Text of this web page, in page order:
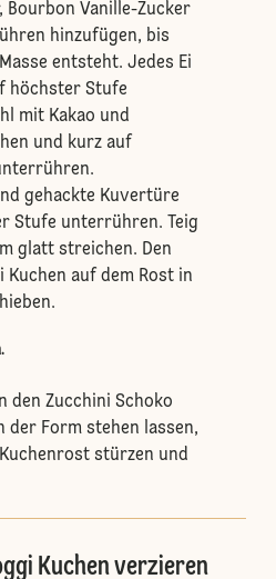
Bourbon Vanille-Zucker
hinzufügen, bis
entsteht. Jedes Ei
höchster Stufe
mit Kakao und
und kurz auf
gehackte Kuvertüre
Stufe unterrühren. Teig
glatt streichen. Den
Kuchen auf dem Rost in
den Zucchini Schoko
der Form stehen lassen,
stürzen und
Kuchen verzieren